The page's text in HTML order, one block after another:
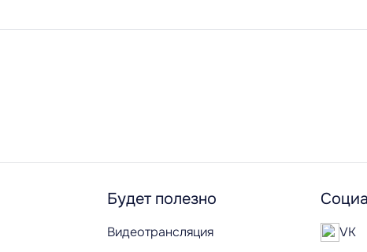
Будет полезно
Видеотрансляция
VK